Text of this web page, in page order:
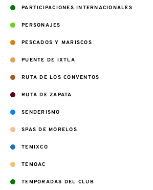
PARTICIPACIONES INTERNACIONALES
PERSONAJES
PESCADOS Y MARISCOS
PUENTE DE IXTLA
RUTA DE LOS CONVENTOS
RUTA DE ZAPATA
SENDERISMO
SPAS DE MORELOS
TEMIXCO
TEMOAC
TEMPORADAS DEL CLUB